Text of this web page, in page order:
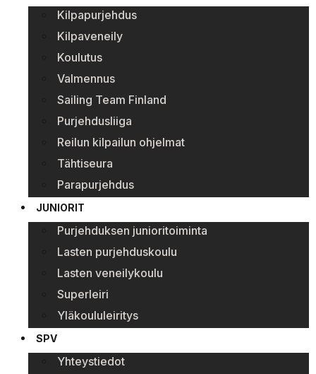
Kilpapurjehdus
Kilpaveneily
Koulutus
Valmennus
Sailing Team Finland
Purjehdusliiga
Reilun kilpailun ohjelmat
Tähtiseura
Parapurjehdus
JUNIORIT
Purjehduksen junioritoiminta
Lasten purjehduskoulu
Lasten veneilykoulu
Superleiri
Yläkoululeiritys
SPV
Yhteystiedot